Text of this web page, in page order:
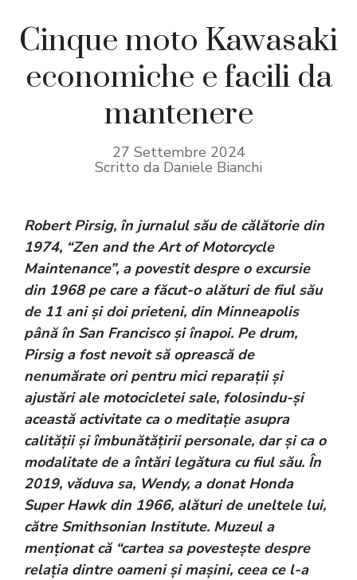
Cinque moto Kawasaki
economiche e facili da
mantenere
27 Settembre 2024
Scritto da Daniele Bianchi
Robert Pirsig, în jurnalul său de călătorie din
1974, “Zen and the Art of Motorcycle
Maintenance”, a povestit despre o excursie
din 1968 pe care a făcut-o alături de fiul său
de 11 ani și doi prieteni, din Minneapolis
până în San Francisco și înapoi. Pe drum,
Pirsig a fost nevoit să oprească de
nenumărate ori pentru mici reparații și
ajustări ale motocicletei sale, folosindu-și
această activitate ca o meditație asupra
calității și îmbunătățirii personale, dar și ca o
modalitate de a întări legătura cu fiul său. În
2019, văduva sa, Wendy, a donat Honda
Super Hawk din 1966, alături de uneltele lui,
către Smithsonian Institute. Muzeul a
menționat că “cartea sa povestește despre
relația dintre oameni și mașini, ceea ce l-a